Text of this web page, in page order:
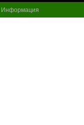
Информация